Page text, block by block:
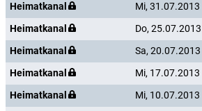
Heimatkanal
Mi, 31.07.2013
Heimatkanal
Do, 25.07.2013
Heimatkanal
Sa, 20.07.2013
Heimatkanal
Mi, 17.07.2013
Heimatkanal
Mi, 10.07.2013